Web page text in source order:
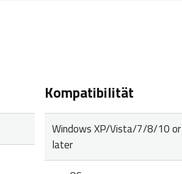
Kompatibilität
Windows XP/Vista/7/8/10 or
later